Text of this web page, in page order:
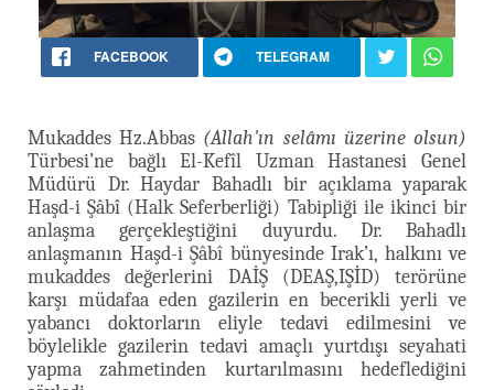
FACEBOOK TELEGRAM
Mukaddes Hz.Abbas (Allah'ın selâmı üzerine olsun)
Türbesi’ne bağlı El-Kefîl Uzman Hastanesi Genel
Müdürü Dr. Haydar Bahadlı bir açıklama yaparak
Haşd-i Şâbî (Halk Seferberliği) Tabipliği ile ikinci bir
anlaşma gerçekleştiğini duyurdu. Dr. Bahadlı
anlaşmanın Haşd-i Şâbî bünyesinde Irak’ı, halkını ve
mukaddes değerlerini DAİŞ (DEAŞ,IŞİD) terörüne
karşı müdafaa eden gazilerin en becerikli yerli ve
yabancı doktorların eliyle tedavi edilmesini ve
böylelikle gazilerin tedavi amaçlı yurtdışı seyahati
yapma zahmetinden kurtarılmasını hedeflediğini